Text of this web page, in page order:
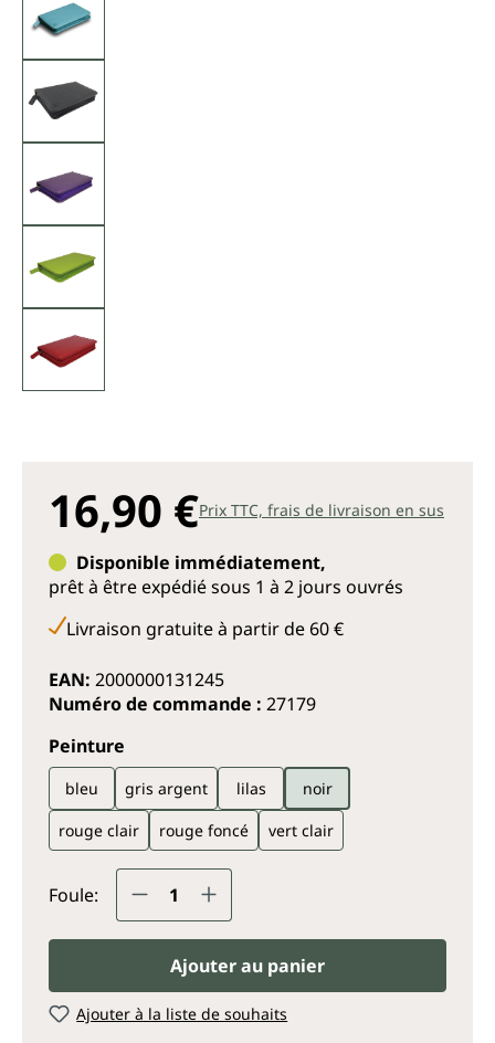
16,90 €Prix TTC, frais de livraison en sus
Disponible immédiatement,
prêt à être expédié sous 1 à 2 jours ouvrés
Livraison gratuite à partir de 60 €
EAN: 2000000131245
Numéro de commande : 27179
Sélectionnez
Peinture
bleu gris argent lilas
noir
rouge clair
rouge foncé vert clair
Foule: Quantité de produit : Entrez la
Ajouter au panier
Ajouter à la liste de souhaits